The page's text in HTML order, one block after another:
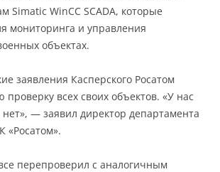
Simatic WinCC SCADA, которые
мониторинга и управления
объектах.
заявления Касперского Росатом
проверку всех своих объектов. «У нас
нет», — заявил директор департамента
«Росатом».
перепроверил с аналогичным